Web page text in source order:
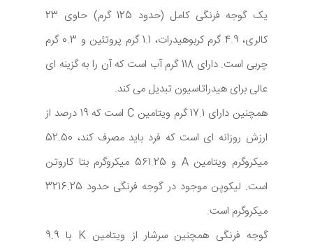
یک گوجه فرنگی کامل (حدود 125 گرم) حاوی 23
کالری، 4.9 گرم کربوهیدرات، 1.1 گرم پروتئین و 0.3 گرم
چربی است. دارای 118 گرم آب است که آن را به گزینه ای
عالی برای هیدراتاسیون تبدیل می کند.
همچنین دارای 17.1 گرم ویتامین C است که 19 درصد از
ارزش روزانه ای است که فرد باید مصرف کند، 52.50
میکروگرم ویتامین A و 561.25 میکروگرم بتا کاروتن
است. لیکوپن موجود در گوجه فرنگی حدود 3216.25
میکروگرم است.
گوجه فرنگی همچنین سرشار از ویتامین K با 9.9